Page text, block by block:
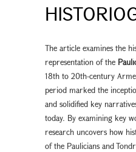
The article examines the
representation of the
18th to 20th-century
period marked the
and solidified key
today. By examining key
research uncovers how
of the Paulicians and